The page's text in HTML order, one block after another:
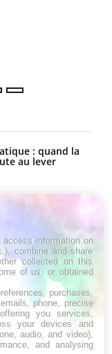
: quand la
au lever
des
latérale
access information on
combine and share
collected on this
of us, or obtained
purchases,
phone, precise
you services,
your devices and
audio, and video),
and analysing